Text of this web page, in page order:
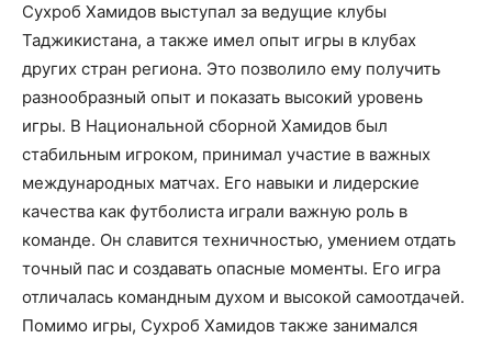
Сухроб Хамидов выступал за ведущие клубы
Таджикистана, а также имел опыт игры в клубах
других стран региона. Это позволило ему получить
разнообразный опыт и показать высокий уровень
игры. В Национальной сборной Хамидов был
стабильным игроком, принимал участие в важных
международных матчах. Его навыки и лидерские
качества как футболиста играли важную роль в
команде. Он славится техничностью, умением отдать
точный пас и создавать опасные моменты. Его игра
отличалась командным духом и высокой самоотдачей.
Помимо игры, Сухроб Хамидов также занимался